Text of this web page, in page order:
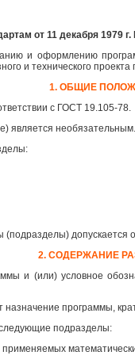
от 11 декабря 1979
и оформлению
и технического проекта
1. ОБЩИЕ
с ГОСТ 19.105-78.
является необязательным.
2. СОДЕРЖАНИЕ
и (или) условное
программы,
следующие подразделы: